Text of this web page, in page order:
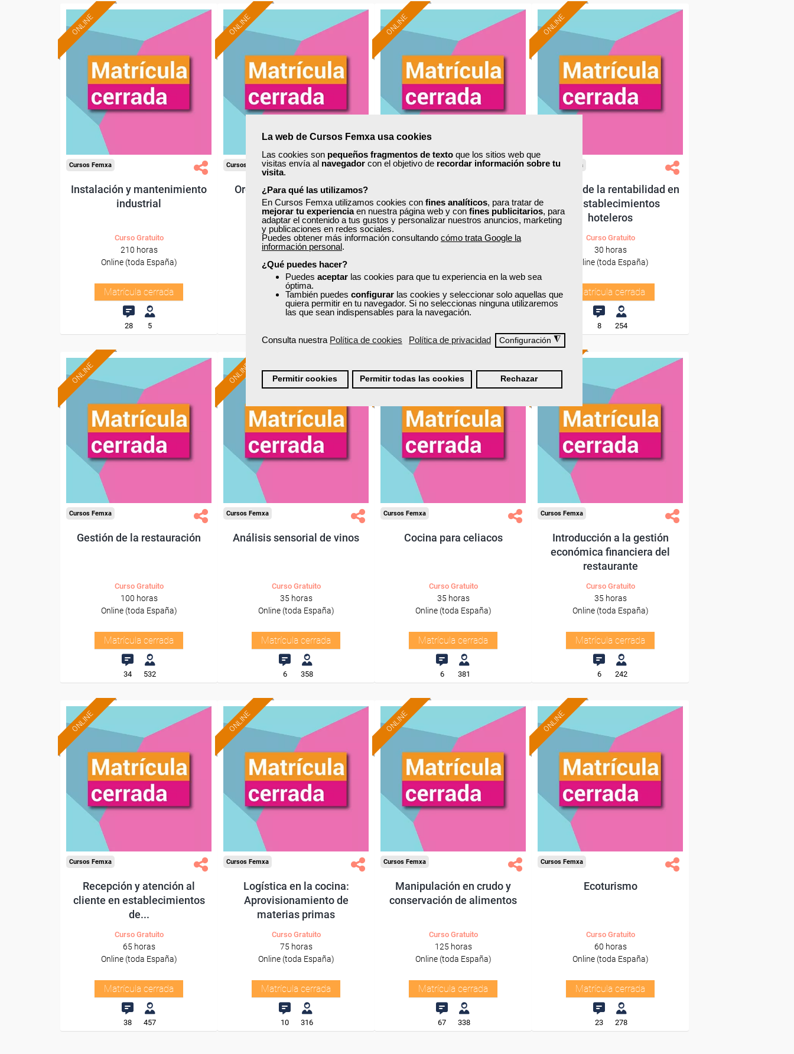
La web de Cursos Femxa usa cookies
Las cookies son pequeños fragmentos de texto que los sitios web que
visitas envía al navegador con el objetivo de recordar información sobre tu
visita.
¿Para qué las utilizamos?
En Cursos Femxa utilizamos cookies con fines analíticos, para tratar de
mejorar tu experienciaen nuestra página web y con fines publicitarios, para
adaptar el contenido a tus gustos y personalizar nuestros anuncios, marketing
y publicaciones en redes sociales.
Puedes obtener más información consultando cómo trata Google la
información personal.
¿Qué puedes hacer?
Puedes aceptar las cookies para que tu experiencia en la web sea
óptima.
También puedes configurar las cookies y seleccionar solo aquellas que
quiera permitir en tu navegador. Si no seleccionas ninguna utilizaremos
las que sean indispensables para la navegación.
Consulta nuestra Política de cookies Política de privacidad Configuración ◮
Permitir cookies Permitir todas las cookies Rechazar
ONLINE
Cursos Femxa
Instalación y mantenimiento
industrial
Curso Gratuito
210 horas
Online (toda España)
Matrícula cerrada
28 5
ONLINE
Cursos Femxa
Organización del almacén
Curso Gratuito
30 horas
Online (toda España)
Matrícula cerrada
ONLINE
Cursos Femxa
Curso Gratuito
Matrícula cerrada
ONLINE
Cursos Femxa
Análisis de la rentabilidad en
los establecimientos
hoteleros
Curso Gratuito
30 horas
Online (toda España)
Matrícula cerrada
8 254
ONLINE
Cursos Femxa
Gestión de la restauración
Curso Gratuito
100 horas
Online (toda España)
Matrícula cerrada
34 532
ONLINE
Cursos Femxa
Análisis sensorial de vinos
Curso Gratuito
35 horas
Online (toda España)
Matrícula cerrada
6 358
ONLINE
Cursos Femxa
Cocina para celiacos
Curso Gratuito
35 horas
Online (toda España)
Matrícula cerrada
6 381
ONLINE
Cursos Femxa
Introducción a la gestión
económica financiera del
restaurante
Curso Gratuito
35 horas
Online (toda España)
Matrícula cerrada
6 242
ONLINE
Cursos Femxa
Recepción y atención al
cliente en establecimientos
de...
Curso Gratuito
65 horas
Online (toda España)
Matrícula cerrada
38 457
ONLINE
Cursos Femxa
Logística en la cocina:
Aprovisionamiento de
materias primas
Curso Gratuito
75 horas
Online (toda España)
Matrícula cerrada
10 316
ONLINE
Cursos Femxa
Manipulación en crudo y
conservación de alimentos
Curso Gratuito
125 horas
Online (toda España)
Matrícula cerrada
67 338
ONLINE
Cursos Femxa
Ecoturismo
Curso Gratuito
60 horas
Online (toda España)
Matrícula cerrada
23 278